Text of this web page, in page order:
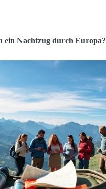
ein Nachtzug durch Europa?